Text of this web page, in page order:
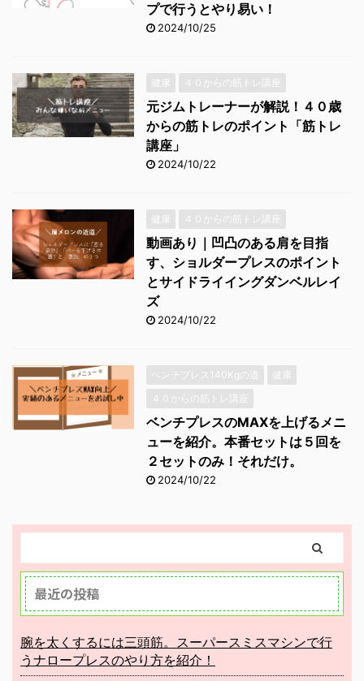
プで行うとやり易い！
2024/10/25
健康 ４０からの筋トレ講座
元ジムトレーナーが解説！４０歳
からの筋トレのポイント「筋トレ
講座」
2024/10/22
健康 ４０からの筋トレ講座
動画あり｜凹凸のある肩を目指
す、ショルダープレスのポイント
とサイドライイングダンベルレイ
ズ
2024/10/22
ベンチプレス140Kgの道
健康
４０からの筋トレ講座
ベンチプレスのMAXを上げるメニ
ューを紹介。本番セットは５回を
２セットのみ！それだけ。
2024/10/22
最近の投稿
腕を太くするには三頭筋。スーパースミスマシンで行
うナロープレスのやり方を紹介！